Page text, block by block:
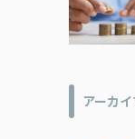
アーカ